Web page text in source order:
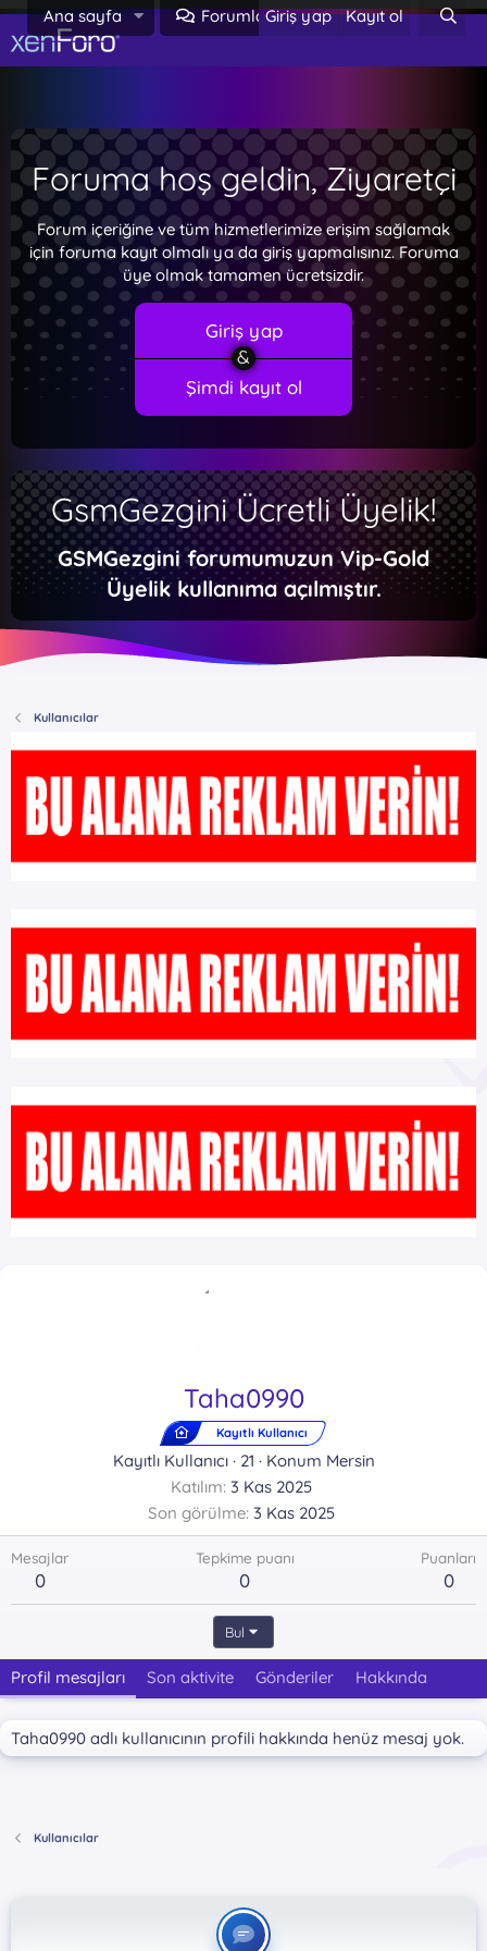
Ana sayfa Forumlar Neler yeni
Giriş yap Kayıt ol
Foruma hoş geldin, Ziyaretçi
Forum içeriğine ve tüm hizmetlerimize erişim sağlamak
için foruma kayıt olmalı ya da giriş yapmalısınız. Foruma
üye olmak tamamen ücretsizdir.
Giriş yap
Şimdi kayıt ol
GsmGezgini Ücretli Üyelik!
GSMGezgini forumumuzun Vip-Gold
Üyelik kullanıma açılmıştır.
Kullanıcılar
Taha0990
Kayıtlı Kullanıcı
Kayıtlı Kullanıcı ·21 ·Konum Mersin
Katılım 3 Kas 2025
Son görülme 3 Kas 2025
Mesajlar
0
Tepkime puanı
0
Puanları
0
Bul
Profil mesajları Son aktivite Gönderiler Hakkında
Taha0990 adlı kullanıcının profili hakkında henüz mesaj yok.
Kullanıcılar